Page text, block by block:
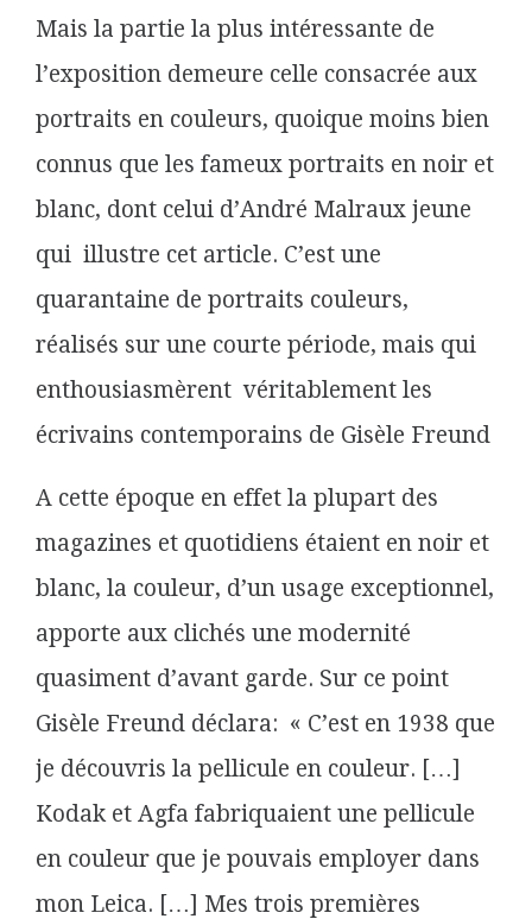
Mais la partie la plus intéressante de
l’exposition demeure celle consacrée aux
portraits en couleurs, quoique moins bien
connus que les fameux portraits en noir et
blanc, dont celui d’André Malraux jeune
qui illustre cet article. C’est une
quarantaine de portraits couleurs,
réalisés sur une courte période, mais qui
enthousiasmèrent véritablement les
écrivains contemporains de Gisèle Freund
A cette époque en effet la plupart des
magazines et quotidiens étaient en noir et
blanc, la couleur, d’un usage exceptionnel,
apporte aux clichés une modernité
quasiment d’avant garde. Sur ce point
Gisèle Freund déclara: « C’est en 1938 que
je découvris la pellicule en couleur. […]
Kodak et Agfa fabriquaient une pellicule
en couleur que je pouvais employer dans
mon Leica. […] Mes trois premières